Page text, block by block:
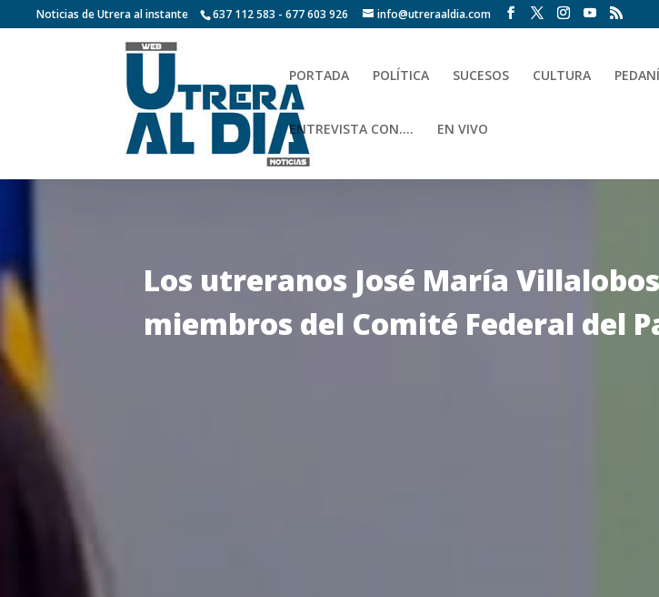
Noticias de Utrera al instante 637 112 583 - 677 603 926 info@utreraaldia.com
PORTADA POLÍTICA SUCESOS CULTURA
ENTREVISTA CON…. EN VIVO
Los utreranos José María
miembros del Comité Federal del